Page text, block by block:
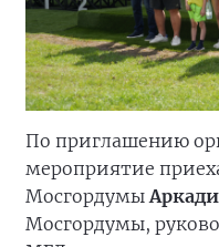
По приглашению
мероприятие
Мосгордумы
Мосгордумы,